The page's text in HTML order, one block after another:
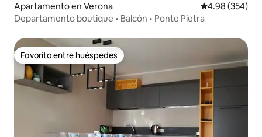
Apartamento en Verona Calificación
4.98 (354)
Departamento boutique • Balcón • Ponte Pietra
Favorito entre huéspedes
Favorito entre huéspedes